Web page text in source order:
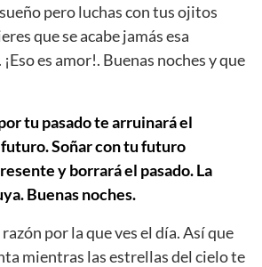
pero luchas con tus ojitos
que se acabe jamás esa
es amor!. Buenas noches y que
tu pasado te arruinará el
Soñar con tu futuro
y borrará el pasado. La
Buenas noches.
razón por la que ves el día. Así que
mientras las estrellas del cielo te